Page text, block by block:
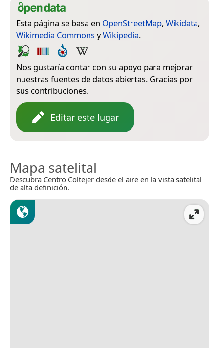
Esta página se basa en OpenStreetMap, Wikidata,
Wikimedia Commons yWikipedia.
Nos gustaría contar con su apoyo para mejorar
nuestras fuentes de datos abiertas. Gracias por
sus contribuciones.
Editar este lugar
Mapa satelital
Descubra Centro Coltejer desde el aire en la vista satelital
de alta definición.